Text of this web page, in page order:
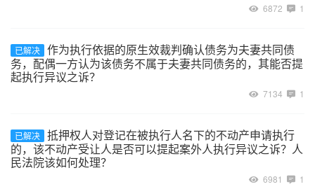
6872 1
已解决 作为执行依据的原生效裁判确认债务为夫妻共同债
务，配偶一方认为该债务不属于夫妻共同债务的，其能否提
起执行异议之诉？
7134 1
已解决 抵押权人对登记在被执行人名下的不动产申请执行
的，该不动产受让人是否可以提起案外人执行异议之诉？人
民法院该如何处理？
6981 1